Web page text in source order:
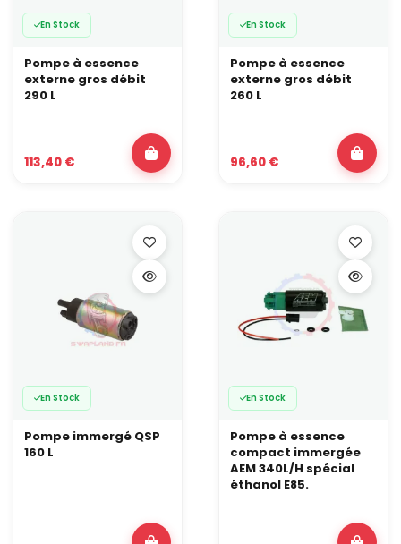
En Stock
Pompe à essence
externe gros débit
290 L
113,40 €
En Stock
Pompe à essence
externe gros débit
260 L
96,60 €
En Stock
Pompe immergé QSP
160 L
En Stock
Pompe à essence
compact immergée
AEM 340L/H spécial
éthanol E85.